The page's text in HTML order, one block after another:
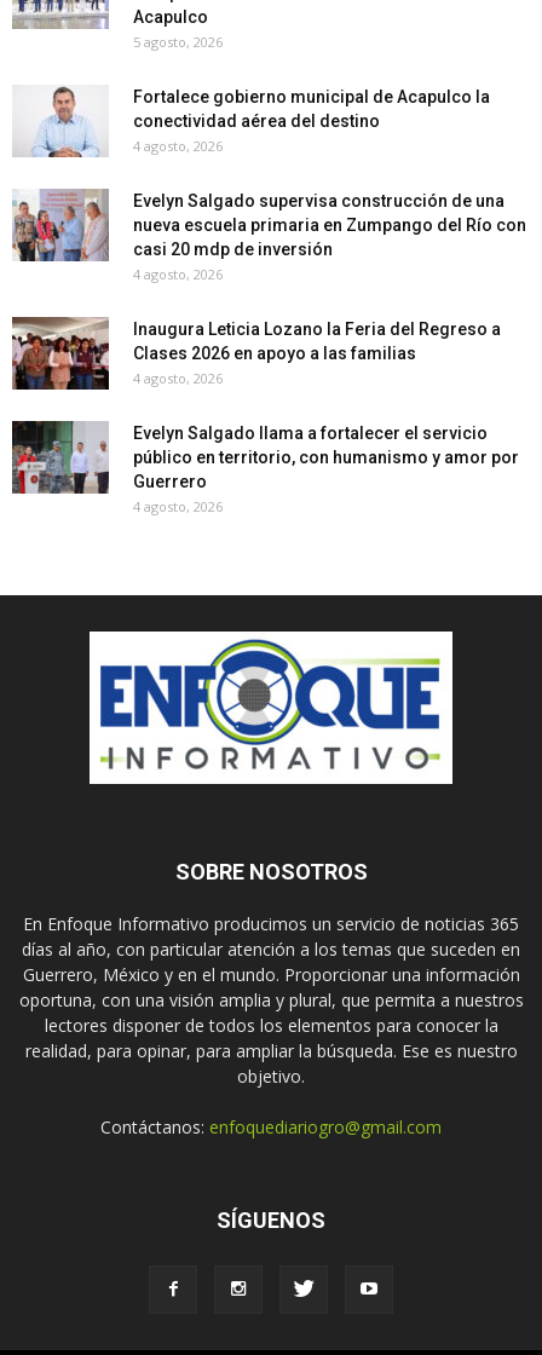
Acapulco
5 agosto, 2026
Fortalece gobierno municipal de Acapulco la
conectividad aérea del destino
4 agosto, 2026
Evelyn Salgado supervisa construcción de una
nueva escuela primaria en Zumpango del Río con
casi 20 mdp de inversión
4 agosto, 2026
Inaugura Leticia Lozano la Feria del Regreso a
Clases 2026 en apoyo a las familias
4 agosto, 2026
Evelyn Salgado llama a fortalecer el servicio
público en territorio, con humanismo y amor por
Guerrero
4 agosto, 2026
SOBRE NOSOTROS
En Enfoque Informativo producimos un servicio de noticias 365
días al año, con particular atención a los temas que suceden en
Guerrero, México y en el mundo. Proporcionar una información
oportuna, con una visión amplia y plural, que permita a nuestros
lectores disponer de todos los elementos para conocer la
realidad, para opinar, para ampliar la búsqueda. Ese es nuestro
objetivo.
Contáctanos: enfoquediariogro@gmail.com
SÍGUENOS